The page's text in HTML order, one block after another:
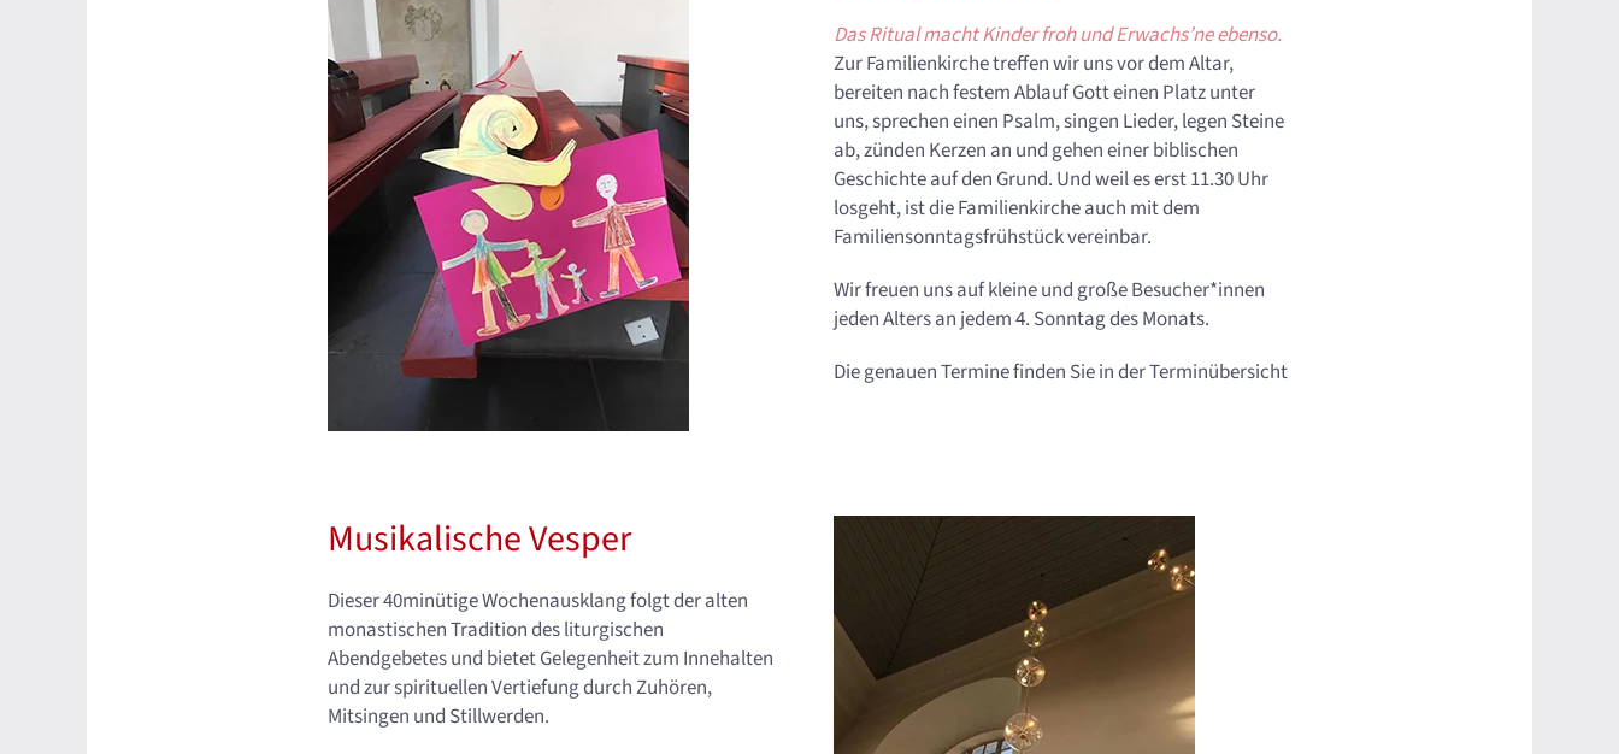
Das Ritual macht Kinder froh und Erwachs’ne ebenso.
Zur Familienkirche treffen wir uns vor dem Altar,
bereiten nach festem Ablauf Gott einen Platz unter
uns, sprechen einen Psalm, singen Lieder, legen Steine
ab, zünden Kerzen an und gehen einer biblischen
Geschichte auf den Grund. Und weil es erst 11.30 Uhr
losgeht, ist die Familienkirche auch mit dem
Familiensonntagsfrühstück vereinbar.
Wir freuen uns auf kleine und große Besucher*innen
jeden Alters an jedem 4. Sonntag des Monats.
Die genauen Termine finden Sie in der Terminübersicht
Musikalische Vesper
Dieser 40minütige Wochenausklang folgt der alten
monastischen Tradition des liturgischen
Abendgebetes und bietet Gelegenheit zum Innehalten
und zur spirituellen Vertiefung durch Zuhören,
Mitsingen und Stillwerden.